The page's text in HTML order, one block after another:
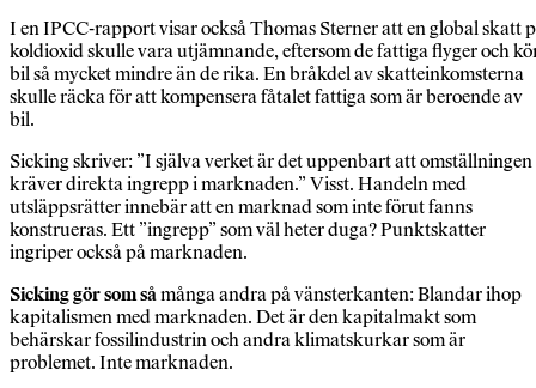
I en IPCC-rapport visar också Thomas Sterner att en global skatt
koldioxid skulle vara utjämnande, eftersom de fattiga flyger och
bil så mycket mindre än de rika. En bråkdel av skatteinkomsterna
skulle räcka för att kompensera fåtalet fattiga som är beroende av
bil.
Sicking skriver: ”I själva verket är det uppenbart att omställningen
kräver direkta ingrepp i marknaden.” Visst. Handeln med
utsläppsrätter innebär att en marknad som inte förut fanns
konstrueras. Ett ”ingrepp” som väl heter duga? Punktskatter
ingriper också på marknaden.
Sicking gör som såmånga andra på vänsterkanten: Blandar ihop
kapitalismen med marknaden. Det är den kapitalmakt som
behärskar fossilindustrin och andra klimatskurkar som är
problemet. Inte marknaden.